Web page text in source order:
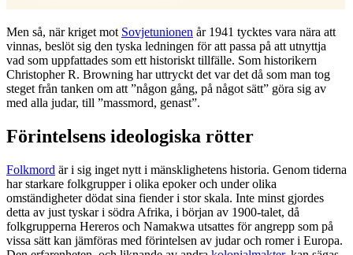
Men så, när kriget mot Sovjetunionen år 1941 tycktes vara nära att
vinnas, beslöt sig den tyska ledningen för att passa på att utnyttja
vad som uppfattades som ett historiskt tillfälle. Som historikern
Christopher R. Browning har uttryckt det var det då som man tog
steget från tanken om att ”någon gång, på något sätt” göra sig av
med alla judar, till ”massmord, genast”.
Förintelsens ideologiska rötter
Folkmord är i sig inget nytt i mänsklighetens historia. Genom tiderna
har starkare folkgrupper i olika epoker och under olika
omständigheter dödat sina fiender i stor skala. Inte minst gjordes
detta av just tyskar i södra Afrika, i början av 1900-talet, då
folkgrupperna Hereros och Namakwa utsattes för angrepp som på
vissa sätt kan jämföras med förintelsen av judar och romer i Europa.